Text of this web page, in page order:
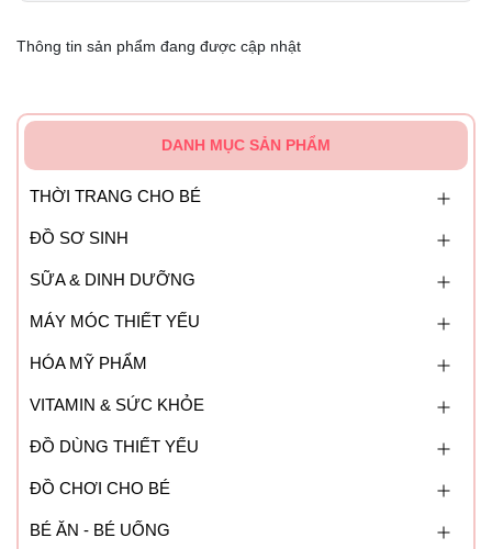
Thông tin sản phẩm đang được cập nhật
DANH MỤC SẢN PHẨM
THỜI TRANG CHO BÉ
ĐỒ SƠ SINH
SỮA & DINH DƯỠNG
MÁY MÓC THIẾT YẾU
HÓA MỸ PHẨM
VITAMIN & SỨC KHỎE
ĐỒ DÙNG THIẾT YẾU
ĐỒ CHƠI CHO BÉ
BÉ ĂN - BÉ UỐNG